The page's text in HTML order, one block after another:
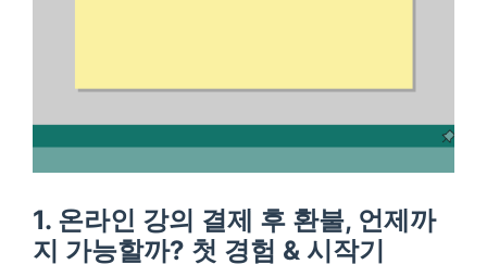
1. 온라인 강의 결제 후 환불, 언제까
지 가능할까? 첫 경험 & 시작기